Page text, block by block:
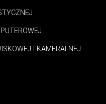
I KAMERALNEJ